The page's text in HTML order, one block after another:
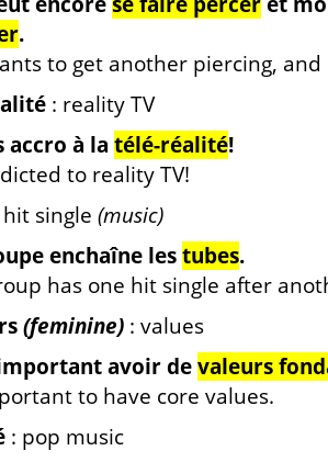
.
to get another piercing, and
: reality TV
accro à la télé-réalité!
to reality TV!
hit single (music)
enchaîne lestubes.
has one hit single after
(feminine) : values
avoir devaleurs
to have core values.
: pop music